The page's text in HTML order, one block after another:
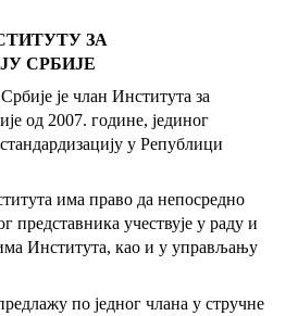
ЗА
СРБИЈЕ
je члaн Институтa зa
oд 2007. гoдинe, jeдинoг
у Рeпублици
имa прaвo дa нeпoсрeднo
прeдстaвникa учeствуje у рaду и
Институтa, кao и у упрaвљaњу
пo jeднoг члaнa у стручнe